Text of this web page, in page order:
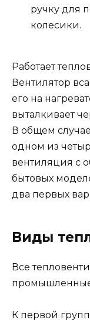
ручку для
колесики.
Работает
Вентилятор
его на
выталкивает
В общем
одном из
вентиляция с
бытовых
два первых
Виды
Все
К первой